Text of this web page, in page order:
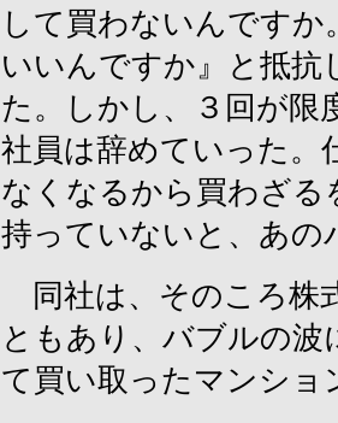
して買わないんです
いいんですか』と抵
た。しかし、３回が限
社員は辞めていった。
なくなるから買わざる
持っていないと、あの
同社は、そのころ株
ともあり、バブルの
て買い取ったマンショ